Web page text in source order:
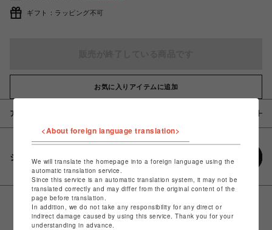
ギフト：ラッピング不可
お気に入りアイテムに追加
アイテム説明 / 素材
シェアする
<About foreign language translation>
We will translate the homepage into a foreign language using the
automatic translation service.
Since this service is an automatic translation system, it may not be
translated correctly and may differ from the original content of the
page before translation.
In addition, we do not take any responsibility for any direct or
indirect damage caused by using this service. Thank you for your
understanding in advance.